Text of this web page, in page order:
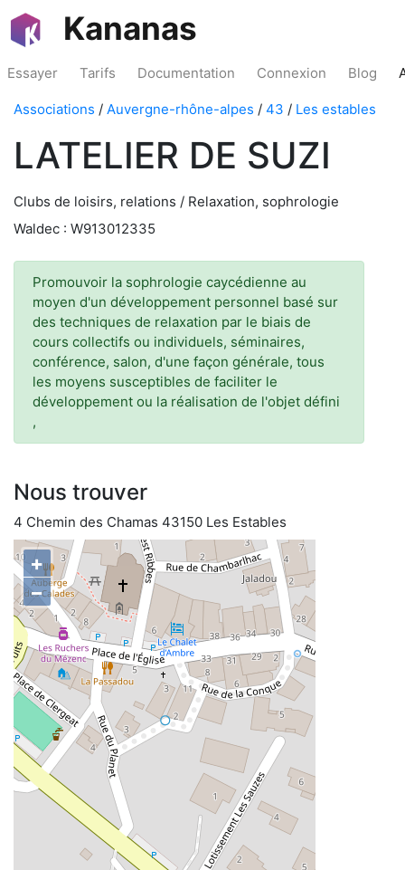
Kananas
Essayer Tarifs Documentation Connexion Blog
Associations / Auvergne-rhône-alpes / 43 / Les estables
LATELIER DE SUZI
Clubs de loisirs, relations / Relaxation, sophrologie
Waldec : W913012335
Promouvoir la sophrologie caycédienne au
moyen d'un développement personnel basé sur
des techniques de relaxation par le biais de
cours collectifs ou individuels, séminaires,
conférence, salon, d'une façon générale, tous
les moyens susceptibles de faciliter le
développement ou la réalisation de l'objet défini
,
Nous trouver
4 Chemin des Chamas 43150 Les Estables
+
−